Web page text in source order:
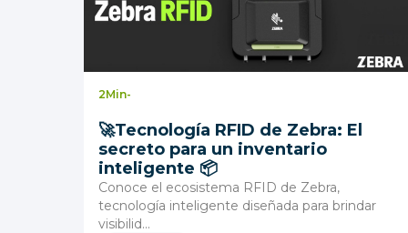
2Min-
🚀Tecnología RFID de Zebra: El
secreto para un inventario
inteligente 📦
Conoce el ecosistema RFID de Zebra,
tecnología inteligente diseñada para brindar
visibilid...